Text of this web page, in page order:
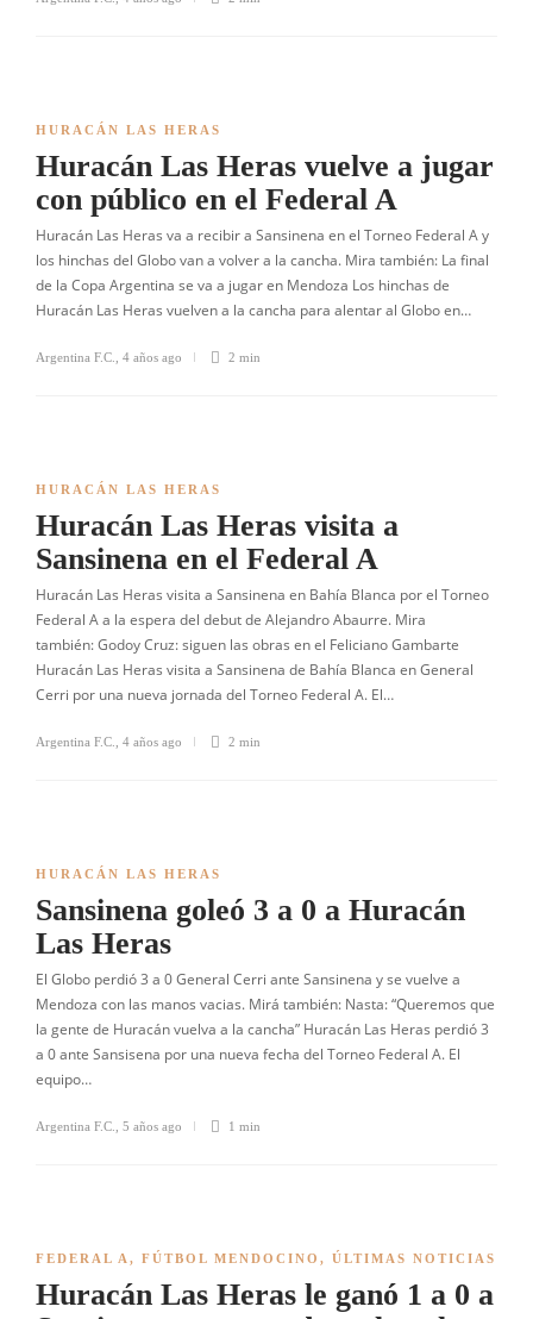
HURACÁN LAS HERAS
Huracán Las Heras vuelve a jugar
con público en el Federal A
Huracán Las Heras va a recibir a Sansinena en el Torneo Federal A y
los hinchas del Globo van a volver a la cancha. Mira también: La final
de la Copa Argentina se va a jugar en Mendoza Los hinchas de
Huracán Las Heras vuelven a la cancha para alentar al Globo en…
Argentina F.C. 4 años ago 2 min
HURACÁN LAS HERAS
Huracán Las Heras visita a
Sansinena en el Federal A
Huracán Las Heras visita a Sansinena en Bahía Blanca por el Torneo
Federal A a la espera del debut de Alejandro Abaurre. Mira
también: Godoy Cruz: siguen las obras en el Feliciano Gambarte
Huracán Las Heras visita a Sansinena de Bahía Blanca en General
Cerri por una nueva jornada del Torneo Federal A. El…
Argentina F.C. 4 años ago 2 min
HURACÁN LAS HERAS
Sansinena goleó 3 a 0 a Huracán
Las Heras
El Globo perdió 3 a 0 General Cerri ante Sansinena y se vuelve a
Mendoza con las manos vacias. Mirá también: Nasta: “Queremos que
la gente de Huracán vuelva a la cancha” Huracán Las Heras perdió 3
a 0 ante Sansisena por una nueva fecha del Torneo Federal A. El
equipo…
Argentina F.C. 5 años ago 1 min
FEDERAL A , FÚTBOL MENDOCINO , ÚLTIMAS NOTICIAS
Huracán Las Heras le ganó 1 a 0 a